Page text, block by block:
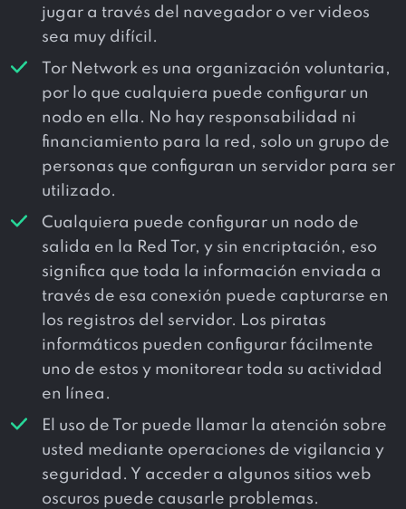
jugar a través del navegador o ver videos
sea muy difícil.
Tor Network es una organización voluntaria,
por lo que cualquiera puede configurar un
nodo en ella. No hay responsabilidad ni
financiamiento para la red, solo un grupo de
personas que configuran un servidor para ser
utilizado.
Cualquiera puede configurar un nodo de
salida en la Red Tor, y sin encriptación, eso
significa que toda la información enviada a
través de esa conexión puede capturarse en
los registros del servidor. Los piratas
informáticos pueden configurar fácilmente
uno de estos y monitorear toda su actividad
en línea.
El uso de Tor puede llamar la atención sobre
usted mediante operaciones de vigilancia y
seguridad. Y acceder a algunos sitios web
oscuros puede causarle problemas.